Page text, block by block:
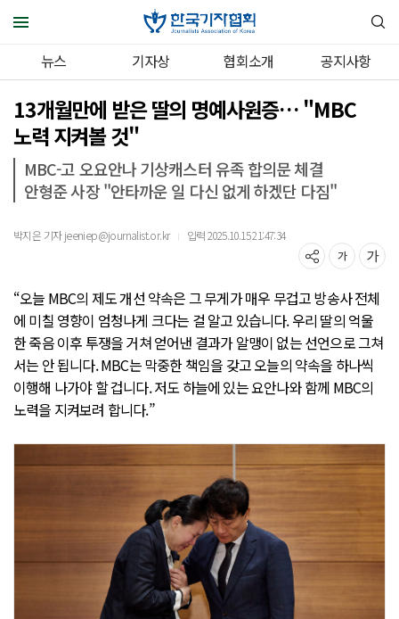
뉴스 기자상 협회소개 공지사항
13개월만에 받은 딸의 명예사원증… "MBC
노력 지켜볼 것"
MBC-고 오요안나 기상캐스터 유족 합의문 체결
안형준 사장 "안타까운 일 다신 없게 하겠단 다짐"
박지은 기자 jeeniep@journalist.or.kr ｜ 입력 2025.10.15 21:47:34
“오늘 MBC의 제도 개선 약속은 그 무게가 매우 무겁고 방송사 전체
에 미칠 영향이 엄청나게 크다는 걸 알고 있습니다. 우리 딸의 억울
한 죽음 이후 투쟁을 거쳐 얻어낸 결과가 알맹이 없는 선언으로 그쳐
서는 안 됩니다. MBC는 막중한 책임을 갖고 오늘의 약속을 하나씩
이행해 나가야 할 겁니다. 저도 하늘에 있는 요안나와 함께 MBC의
노력을 지켜보려 합니다.”